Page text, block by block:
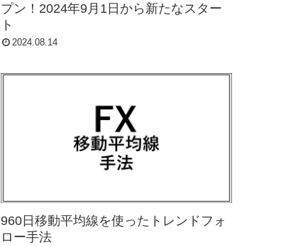
プン！2024年9月1日から新たなスター
ト
2024.08.14
960日移動平均線を使ったトレンドフォ
ロー手法